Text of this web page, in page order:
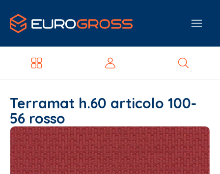
Terramat h.60 articolo 100-
56 rosso